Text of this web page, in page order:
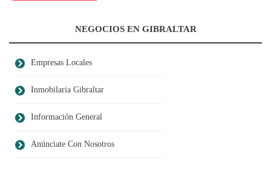
NEGOCIOS EN GIBRALTAR
Empresas Locales
Inmobilaria Gibraltar
Información General
Anúnciate Con Nosotros